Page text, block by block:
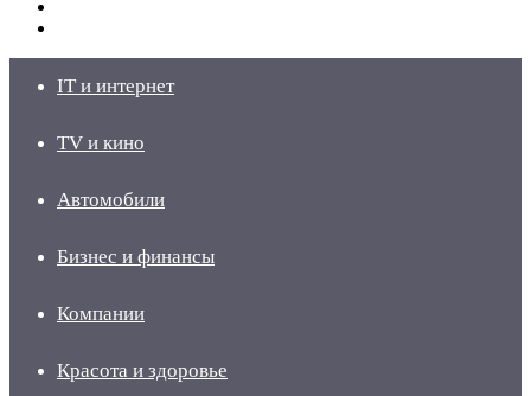
IT и интернет
TV и кино
Автомобили
Бизнес и финансы
Компании
Красота и здоровье